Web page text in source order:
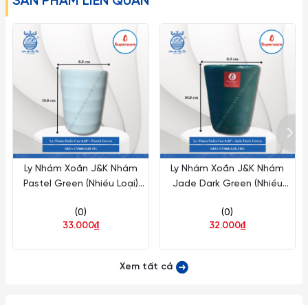
chén đĩa.
– Tuyệt đối tránh rót nước sôi nóng một cách đột ngột vào
các sản phẩm làm từ thuy tinh (từ nóng sang lạnh hoặc
ngược lại) gây ra hiện tượng sốc nhiệt có thể làm nứt vỡ Ly.
– Với tất cả mọi loại đồ thủy tinh nói chung và ly cốc thủy
tinh Ocean nói riêng thì chanh hoặc dấm trắng (dấm ăn) là
những chất tẩy rửa thần kỳ, giúp ly cốc thủy tinh luôn trong và
sáng bóng như mới, đối với các loại lọ bình thuỷ tinh có cổ
thon dài, khó rửa sạch có thể dùng những viên bi nhỏ li ti
bằng thép không gỉ để rửa chất cặn bã và vết bẩn nằm sâu
trong bình.
Ly Nhám Xoắn J&K Nhám
Pastel Green (Nhiều Loại)
(0)
33.000₫
Ly Nhám Xoắn J&K Nhám
Jade Dark Green (Nhiều
(0)
32.000₫
Xem tất cả